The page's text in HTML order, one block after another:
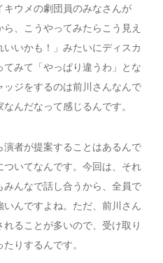
ウメの劇団員のみなさんが
、こうやってみたらこう見え
いかも！」みたいにディスカ
みて「やっぱり違うわ」とな
ジをするのは前川さんなんで
んだなって感じるんです。
者が提案することはあるんで
いてなんです。今回は、それ
んなで話し合うから、全員で
んですよね。ただ、前川さん
ることが多いので、受け取り
りするんです。